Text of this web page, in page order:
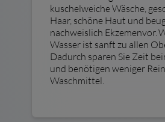
kuschelweiche Wäsche,
Haar, schöne Haut und
nachweislich Ekzemenvor.
Wasser ist sanft zu allen
Dadurch sparen Sie Zeit
und benötigen weniger
Waschmittel.